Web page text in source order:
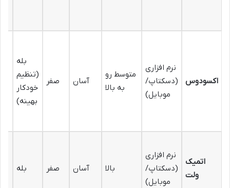
اکسودوس
نرم افزاری
(دسکتاپ/
موبایل)
متوسط رو
به بالا
آسان صفر
بله
(تنظیم
خودکار
بهینه)
اتمیک
ولت
نرم افزاری
(دسکتاپ/
موبایل)
بالا آسان صفر بله